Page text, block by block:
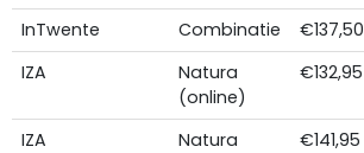
InTwente
Combinatie €137,50
IZA
Natura
(online)
€132,95
IZA Natura €141,95